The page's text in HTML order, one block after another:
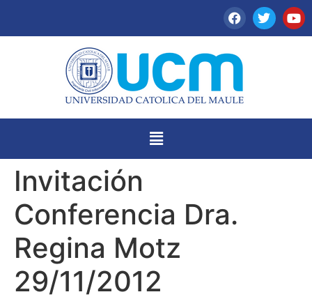
Invitación
Conferencia Dra.
Regina Motz
29/11/2012